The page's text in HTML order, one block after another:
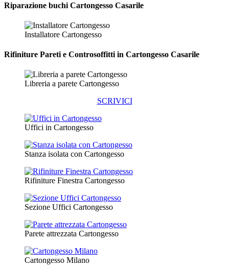
Riparazione buchi Cartongesso Casarile
Installatore Cartongesso
Rifiniture Pareti e Controsoffitti in Cartongesso Casarile
Libreria a parete Cartongesso
SCRIVICI
Uffici in Cartongesso
Stanza isolata con Cartongesso
Rifiniture Finestra Cartongesso
Sezione Uffici Cartongesso
Parete attrezzata Cartongesso
Cartongesso Milano